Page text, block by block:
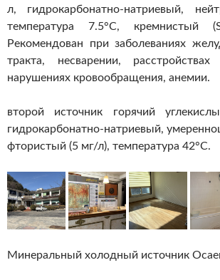
л, гидрокарбонатно-натриевый,
температура 7.5°С, кремнистый
Рекомендован при заболеваниях
тракта, несварении,
нарушениях кровообращения, анемии.
второй источник горячий
гидрокарбонатно-натриевый,
фтористый (5 мг/л), температура 42°С.
Минеральный холодный источник